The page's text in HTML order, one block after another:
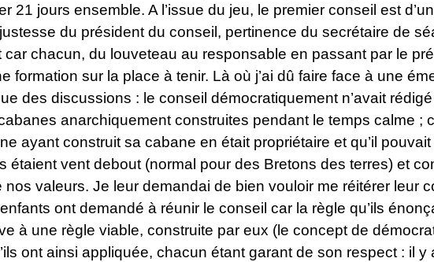
21 jours ensemble. A l’issue du jeu, le premier conseil est
du président du conseil, pertinence du secrétaire de
car chacun, du louveteau au responsable en passant par le
formation sur la place à tenir. Là où j’ai dû faire face à une
des discussions : le conseil démocratiquement n’avait
anarchiquement construites pendant le temps calme ;
ayant construit sa cabane en était propriétaire et qu’il
étaient vent debout (normal pour des Bretons des terres) et
nos valeurs. Je leur demandai de bien vouloir me réitérer leur
ont demandé à réunir le conseil car la règle qu’ils
à une règle viable, construite par eux (le concept de
ont ainsi appliquée, chacun étant garant de son respect : il